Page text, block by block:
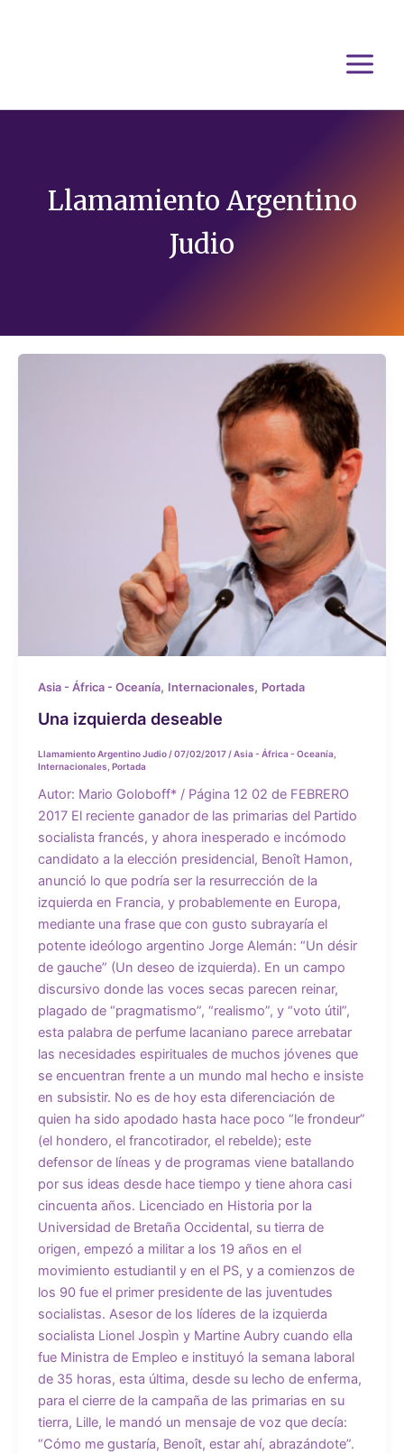
Llamamiento Argentino
Judio
Asia - África - Oceanía, Internacionales, Portada
Una izquierda deseable
Llamamiento Argentino Judio /07/02/2017 /Asia - África - Oceanía
Internacionales Portada
Autor: Mario Goloboff* / Página 12 02 de FEBRERO
2017 El reciente ganador de las primarias del Partido
socialista francés, y ahora inesperado e incómodo
candidato a la elección presidencial, Benoît Hamon,
anunció lo que podría ser la resurrección de la
izquierda en Francia, y probablemente en Europa,
mediante una frase que con gusto subrayaría el
potente ideólogo argentino Jorge Alemán: “Un désir
de gauche” (Un deseo de izquierda). En un campo
discursivo donde las voces secas parecen reinar,
plagado de “pragmatismo”, “realismo”, y “voto útil”,
esta palabra de perfume lacaniano parece arrebatar
las necesidades espirituales de muchos jóvenes que
se encuentran frente a un mundo mal hecho e insiste
en subsistir. No es de hoy esta diferenciación de
quien ha sido apodado hasta hace poco “le frondeur”
(el hondero, el francotirador, el rebelde); este
defensor de líneas y de programas viene batallando
por sus ideas desde hace tiempo y tiene ahora casi
cincuenta años. Licenciado en Historia por la
Universidad de Bretaña Occidental, su tierra de
origen, empezó a militar a los 19 años en el
movimiento estudiantil y en el PS, y a comienzos de
los 90 fue el primer presidente de las juventudes
socialistas. Asesor de los líderes de la izquierda
socialista Lionel Jospìn y Martine Aubry cuando ella
fue Ministra de Empleo e instituyó la semana laboral
de 35 horas, esta última, desde su lecho de enferma,
para el cierre de la campaña de las primarias en su
tierra, Lille, le mandó un mensaje de voz que decía:
“Cómo me gustaría, Benoît, estar ahí, abrazándote”.